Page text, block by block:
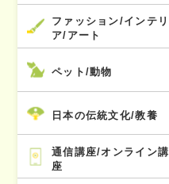
ファッション/インテリ
ア/アート
ペット/動物
日本の伝統文化/教養
通信講座/オンライン講
座